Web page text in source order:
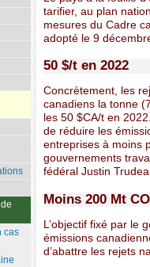
tarifier, au plan
mesures du Cadre
adopté le 9
50 $/t en 2022
Concrètement, les
canadiens la tonne
les 50 $CA/t en
de réduire les
entreprises à moins
gouvernements
fédéral Justin
Moins 200 Mt
L’objectif fixé par le
émissions
d’abattre les rejets
cas